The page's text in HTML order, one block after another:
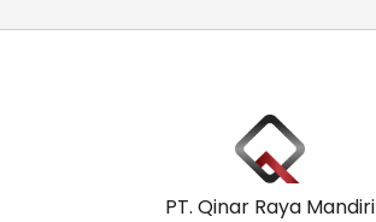
PT. Qinar Raya Mandiri